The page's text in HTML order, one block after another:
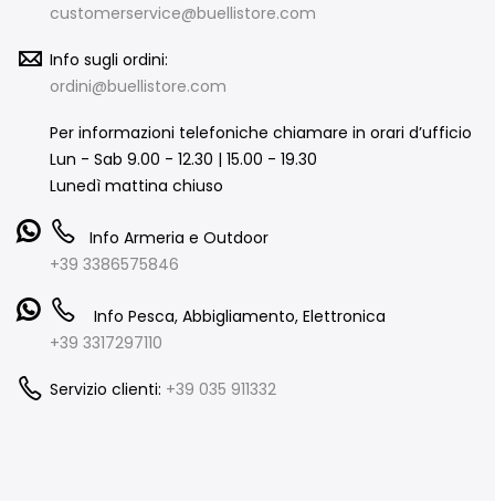
customerservice@buellistore.com
Info sugli ordini:
ordini@buellistore.com
Per informazioni telefoniche chiamare in orari d’ufficio
Lun - Sab 9.00 - 12.30 | 15.00 - 19.30
Lunedì mattina chiuso
Info Armeria e Outdoor
+39 3386575846
Info Pesca, Abbigliamento, Elettronica
+39 3317297110
Servizio clienti: +39 035 911332